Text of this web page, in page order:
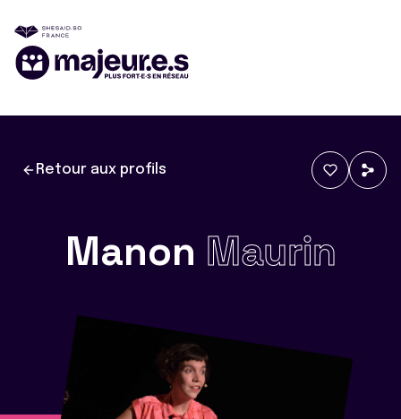
Retour aux profils
Manon Maurin